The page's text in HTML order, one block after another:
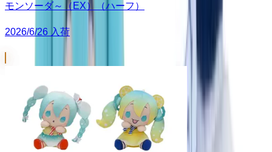
モンソーダ～（EX）（ハーフ）
2026/6/26 入荷